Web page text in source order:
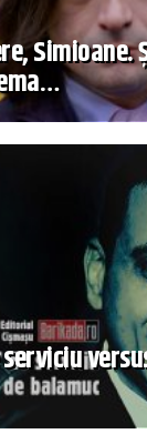
Simioane.